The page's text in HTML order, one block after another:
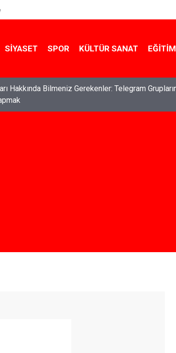
SIYASET SPOR KÜLTÜR SANAT EĞITIM
Bilmek ve Koruma Altına Almak